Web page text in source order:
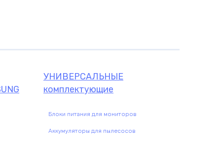
УНИВЕРСАЛЬНЫЕ
комплектующие
Блоки питания для мониторов
Аккумуляторы для пылесосов